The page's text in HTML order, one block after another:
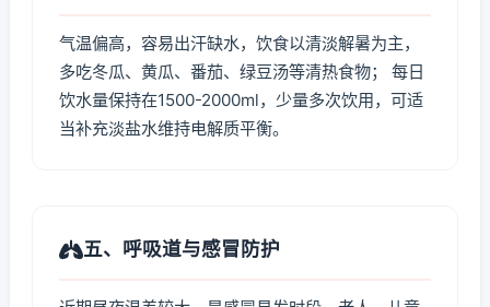
气温偏高，容易出汗缺水，饮食以清淡解暑为主，
多吃冬瓜、黄瓜、番茄、绿豆汤等清热食物； 每日
饮水量保持在1500-2000ml，少量多次饮用，可适
当补充淡盐水维持电解质平衡。
五、呼吸道与感冒防护